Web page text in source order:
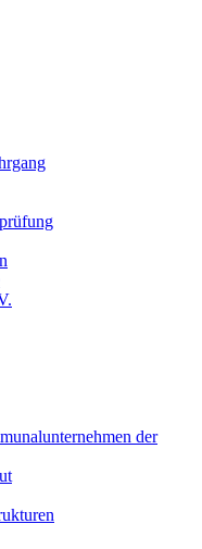
der